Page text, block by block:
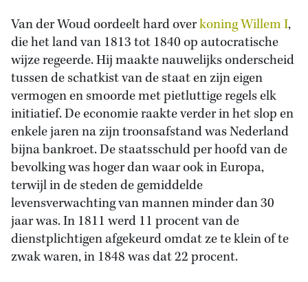
Van der Woud oordeelt hard overkoning Willem I,
die het land van 1813 tot 1840 op autocratische
wijze regeerde. Hij maakte nauwelijks onderscheid
tussen de schatkist van de staat en zijn eigen
vermogen en smoorde met pietluttige regels elk
initiatief. De economie raakte verder in het slop en
enkele jaren na zijn troonsafstand was Nederland
bijna bankroet. De staatsschuld per hoofd van de
bevolking was hoger dan waar ook in Europa,
terwijl in de steden de gemiddelde
levensverwachting van mannen minder dan 30
jaar was. In 1811 werd 11 procent van de
dienstplichtigen afgekeurd omdat ze te klein of te
zwak waren, in 1848 was dat 22 procent.